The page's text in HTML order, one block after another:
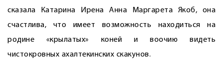
сказала Катарина Ирена Анна Маргарета Якоб, она
счастлива, что имеет возможность находиться на
родине «крылатых» коней и воочию видеть
чистокровных ахалтекинских скакунов.